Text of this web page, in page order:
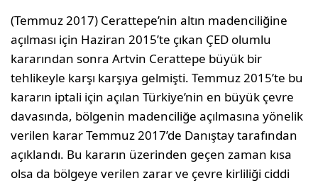
(Temmuz 2017) Cerattepe’nin altın madenciliğine
açılması için Haziran 2015’te çıkan ÇED olumlu
kararından sonra Artvin Cerattepe büyük bir
tehlikeyle karşı karşıya gelmişti. Temmuz 2015’te bu
kararın iptali için açılan Türkiye’nin en büyük çevre
davasında, bölgenin madenciliğe açılmasına yönelik
verilen karar Temmuz 2017’de Danıştay tarafından
açıklandı. Bu kararın üzerinden geçen zaman kısa
olsa da bölgeye verilen zarar ve çevre kirliliği ciddi